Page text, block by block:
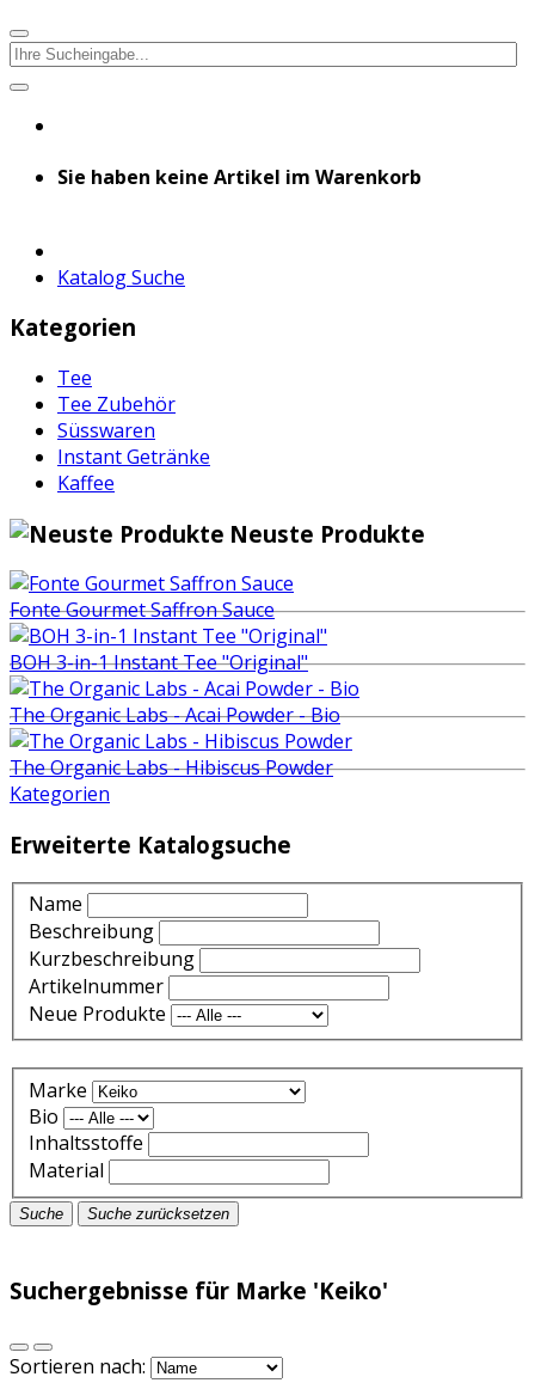
Sie haben keine Artikel im Warenkorb
Katalog Suche
Kategorien
Tee
Tee Zubehör
Süsswaren
Instant Getränke
Kaffee
Neuste Produkte
Fonte Gourmet Saffron Sauce
BOH 3-in-1 Instant Tee "Original"
The Organic Labs - Acai Powder - Bio
The Organic Labs - Hibiscus Powder
Kategorien
Erweiterte Katalogsuche
Name
Beschreibung
Kurzbeschreibung
Artikelnummer
Neue Produkte
Marke
Bio
Inhaltsstoffe
Material
Suche Suche zurücksetzen
Suchergebnisse für Marke 'Keiko'
Sortieren nach: